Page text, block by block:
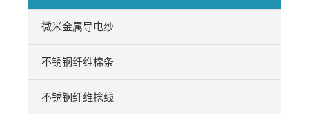
微米金属导电纱
不锈钢纤维棉条
不锈钢纤维捻线